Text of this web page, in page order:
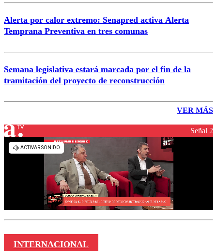
Alerta por calor extremo: Senapred activa Alerta
Temprana Preventiva en tres comunas
Semana legislativa estará marcada por el fin de la
tramitación del proyecto de reconstrucción
VER MÁS
Señal 2
INTERNACIONAL